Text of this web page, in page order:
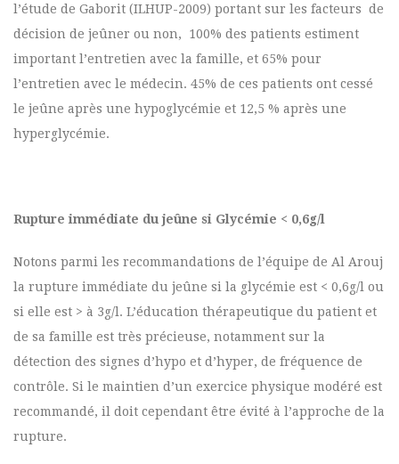
l’étude de Gaborit (ILHUP-2009) portant sur les facteurs de
décision de jeûner ou non, 100% des patients estiment
important l’entretien avec la famille, et 65% pour
l’entretien avec le médecin. 45% de ces patients ont cessé
le jeûne après une hypoglycémie et 12,5 % après une
hyperglycémie.
Rupture immédiate du jeûne si Glycémie < 0,6g/l
Notons parmi les recommandations de l’équipe de Al Arouj
la rupture immédiate du jeûne si la glycémie est < 0,6g/l ou
si elle est > à 3g/l. L’éducation thérapeutique du patient et
de sa famille est très précieuse, notamment sur la
détection des signes d’hypo et d’hyper, de fréquence de
contrôle. Si le maintien d’un exercice physique modéré est
recommandé, il doit cependant être évité à l’approche de la
rupture.